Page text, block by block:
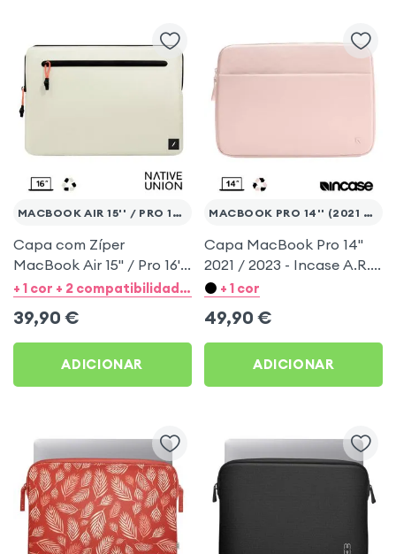
MACBOOK AIR 15'' / PRO 16''
Capa com Zíper
MacBook Air 15'' / Pro 16''
Native Union Ultralight
+ 1 cor + 2 compatibilidades de categorias
39,90 €
ADICIONAR
MACBOOK PRO 14'' (2021 / 2024)
Capa MacBook Pro 14''
2021 / 2023 - Incase A.R.C
Rosa Pó
+ 1 cor
49,90 €
ADICIONAR